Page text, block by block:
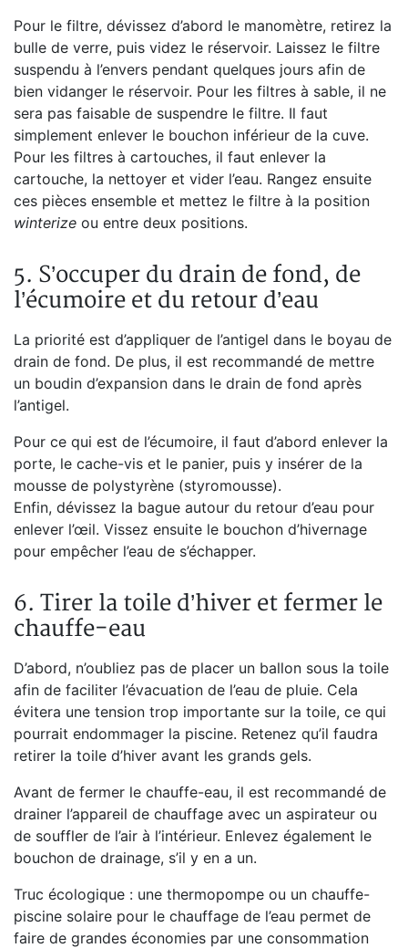
Pour le filtre, dévissez d’abord le manomètre, retirez la
bulle de verre, puis videz le réservoir. Laissez le filtre
suspendu à l’envers pendant quelques jours afin de
bien vidanger le réservoir. Pour les filtres à sable, il ne
sera pas faisable de suspendre le filtre. Il faut
simplement enlever le bouchon inférieur de la cuve.
Pour les filtres à cartouches, il faut enlever la
cartouche, la nettoyer et vider l’eau. Rangez ensuite
ces pièces ensemble et mettez le filtre à la position
winterize ou entre deux positions.
5. S’occuper du drain de fond, de
l’écumoire et du retour d’eau
La priorité est d’appliquer de l’antigel dans le boyau de
drain de fond. De plus, il est recommandé de mettre
un boudin d’expansion dans le drain de fond après
l’antigel.
Pour ce qui est de l’écumoire, il faut d’abord enlever la
porte, le cache-vis et le panier, puis y insérer de la
mousse de polystyrène (styromousse).
Enfin, dévissez la bague autour du retour d’eau pour
enlever l’œil. Vissez ensuite le bouchon d’hivernage
pour empêcher l’eau de s’échapper.
6. Tirer la toile d’hiver et fermer le
chauffe-eau
D’abord, n’oubliez pas de placer un ballon sous la toile
afin de faciliter l’évacuation de l’eau de pluie. Cela
évitera une tension trop importante sur la toile, ce qui
pourrait endommager la piscine. Retenez qu’il faudra
retirer la toile d’hiver avant les grands gels.
Avant de fermer le chauffe-eau, il est recommandé de
drainer l’appareil de chauffage avec un aspirateur ou
de souffler de l’air à l’intérieur. Enlevez également le
bouchon de drainage, s’il y en a un.
Truc écologique : une thermopompe ou un chauffe-
piscine solaire pour le chauffage de l’eau permet de
faire de grandes économies par une consommation